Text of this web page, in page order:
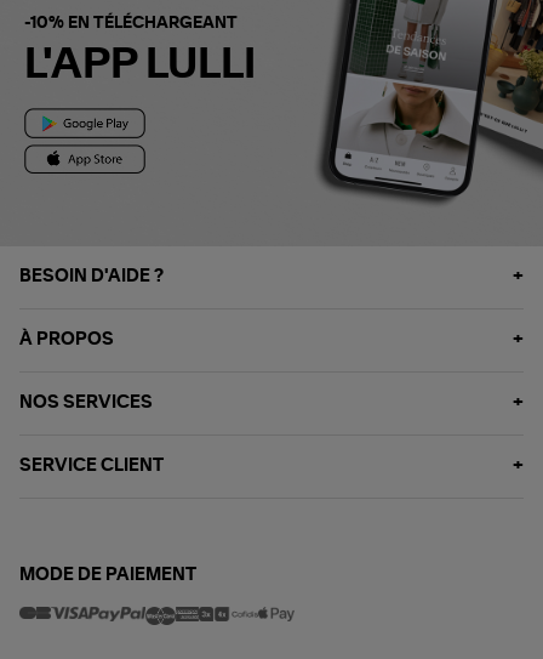
-10% EN TÉLÉCHARGEANT
L'APP LULLI
BESOIN D'AIDE ?
À PROPOS
NOS SERVICES
SERVICE CLIENT
MODE DE PAIEMENT